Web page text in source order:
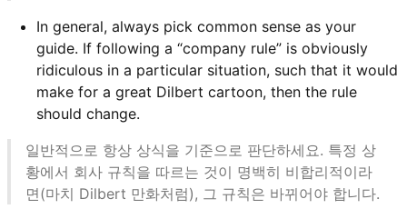
In general, always pick common sense as your
guide. If following a “company rule” is obviously
ridiculous in a particular situation, such that it would
make for a great Dilbert cartoon, then the rule
should change.
일반적으로 항상 상식을 기준으로 판단하세요. 특정 상
황에서 회사 규칙을 따르는 것이 명백히 비합리적이라
면(마치 Dilbert 만화처럼), 그 규칙은 바뀌어야 합니다.